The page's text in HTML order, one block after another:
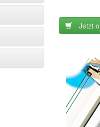
Jetzt